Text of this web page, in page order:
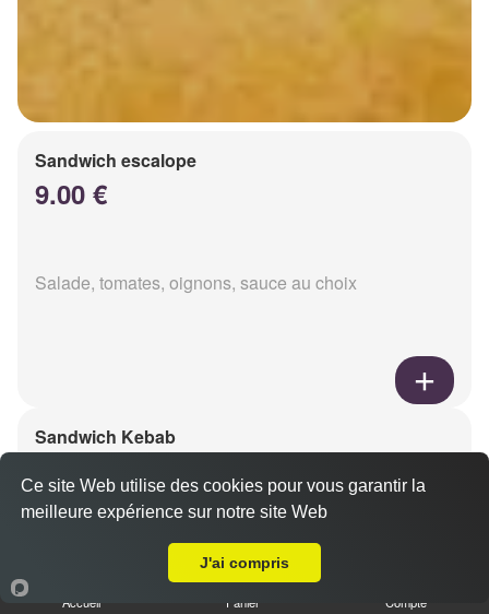
Sandwich escalope
9.00 €
Salade, tomates, oignons, sauce au choix
Sandwich Kebab
9.00 €
Salade, tomates, oignons, sauce au choix
Accueil Panier Compte
Ce site Web utilise des cookies pour vous garantir la
meilleure expérience sur notre site Web
J'ai compris